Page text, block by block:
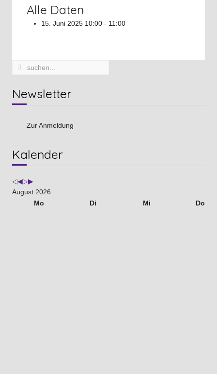
Alle Daten
15. Juni 2025 10:00 - 11:00
Newsletter
Zur Anmeldung
Kalender
Jahr
Monat
JahrMonat
August 2026
Mo
Di Mi Do